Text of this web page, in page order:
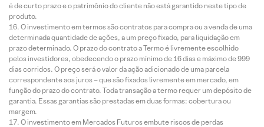
é de curto prazo e o patrimônio do cliente não está garantido neste tipo de
produto.
O investimento em termos são contratos para compra ou a venda de uma
determinada quantidade de ações, a um preço fixado, para liquidação em
prazo determinado. O prazo do contrato a Termo é livremente escolhido
pelos investidores, obedecendo o prazo mínimo de 16 dias e máximo de 999
dias corridos. O preço será o valor da ação adicionado de uma parcela
correspondente aos juros – que são fixados livremente em mercado, em
função do prazo do contrato. Toda transação a termo requer um depósito de
garantia. Essas garantias são prestadas em duas formas: cobertura ou
margem.
O investimento em Mercados Futuros embute riscos de perdas